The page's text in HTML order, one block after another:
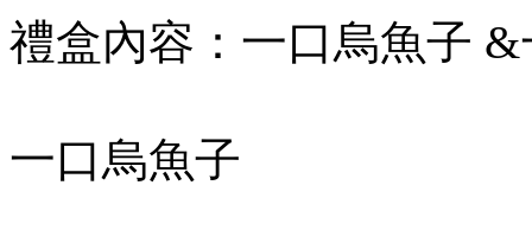
禮盒內容：一口烏魚子
一口烏魚子